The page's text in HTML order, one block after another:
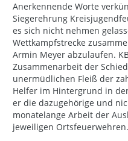
Anerkennende Worte
Siegerehrung
es sich nicht nehmen
Wettkampfstrecke
Armin Meyer abzulaufen.
Zusammenarbeit der
unermüdlichen Fleiß der
Helfer im Hintergrund in
er die dazugehörige und
monatelange Arbeit der
jeweiligen Ortsfeuerwehren.